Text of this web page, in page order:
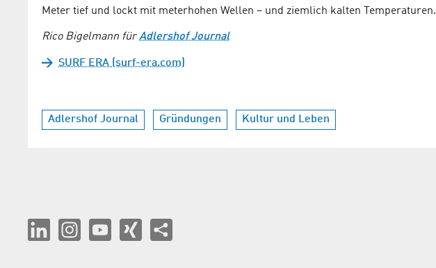
Meter tief und lockt mit meterhohen Wellen – und ziemlich kalten Temperaturen.
Rico Bigelmann fürAdlershof Journal
SURF ERA (surf-era.com)
Adlershof Journal Gründungen Kultur und Leben